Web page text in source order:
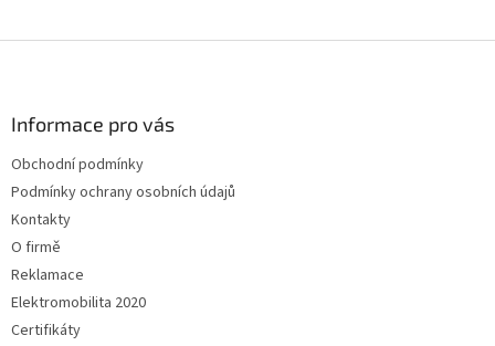
Informace pro vás
Obchodní podmínky
Podmínky ochrany osobních údajů
Kontakty
O firmě
Reklamace
Elektromobilita 2020
Certifikáty